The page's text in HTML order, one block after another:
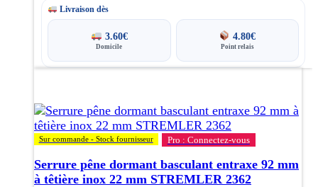
à
Livraison dès
3.60€
Domicile
4.80€
Point relais
Sur commande - Stock fournisseur Pro : Connectez-vous
Serrure pêne dormant basculant entraxe 92 mm
à têtière inox 22 mm STREMLER 2362
a
plusieurs
variations.
Les
options
peuvent